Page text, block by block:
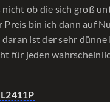
ob die sich groß
Preis bin ich dann auf
daran ist der sehr dünne
für jeden